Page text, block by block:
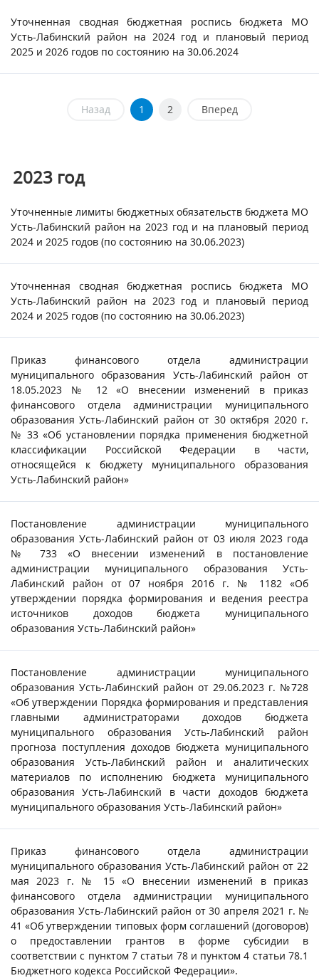
Уточненная сводная бюджетная роспись бюджета МО
Усть-Лабинский район на 2024 год и плановый период
2025 и 2026 годов по состоянию на 30.06.2024
Назад 1 2 Вперед
2023 год
Уточненные лимиты бюджетных обязательств бюджета МО
Усть-Лабинский район на 2023 год и на плановый период
2024 и 2025 годов (по состоянию на 30.06.2023)
Уточненная сводная бюджетная роспись бюджета МО
Усть-Лабинский район на 2023 год и плановый период
2024 и 2025 годов (по состоянию на 30.06.2023)
Приказ финансового отдела администрации
муниципального образования Усть-Лабинский район от
18.05.2023 № 12 «О внесении изменений в приказ
финансового отдела администрации муниципального
образования Усть-Лабинский район от 30 октября 2020 г.
№ 33 «Об установлении порядка применения бюджетной
классификации Российской Федерации в части,
относящейся к бюджету муниципального образования
Усть-Лабинский район»
Постановление администрации муниципального
образования Усть-Лабинский район от 03 июля 2023 года
№ 733 «О внесении изменений в постановление
администрации муниципального образования Усть-
Лабинский район от 07 ноября 2016 г. № 1182 «Об
утверждении порядка формирования и ведения реестра
источников доходов бюджета муниципального
образования Усть-Лабинский район»
Постановление администрации муниципального
образования Усть-Лабинский район от 29.06.2023 г. №728
«Об утверждении Порядка формирования и представления
главными администраторами доходов бюджета
муниципального образования Усть-Лабинский район
прогноза поступления доходов бюджета муниципального
образования Усть-Лабинский район и аналитических
материалов по исполнению бюджета муниципального
образования Усть-Лабинский в части доходов бюджета
муниципального образования Усть-Лабинский район»
Приказ финансового отдела администрации
муниципального образования Усть-Лабинский район от 22
мая 2023 г. № 15 «О внесении изменений в приказ
финансового отдела администрации муниципального
образования Усть-Лабинский район от 30 апреля 2021 г. №
41 «Об утверждении типовых форм соглашений (договоров)
о предоставлении грантов в форме субсидии в
соответствии с пунктом 7 статьи 78 и пунктом 4 статьи 78.1
Бюджетного кодекса Российской Федерации».